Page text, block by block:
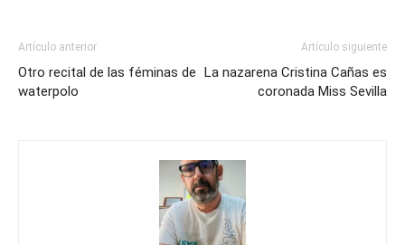
Artículo anterior
Otro recital de las féminas de
waterpolo
Artículo siguiente
La nazarena Cristina Cañas es
coronada Miss Sevilla